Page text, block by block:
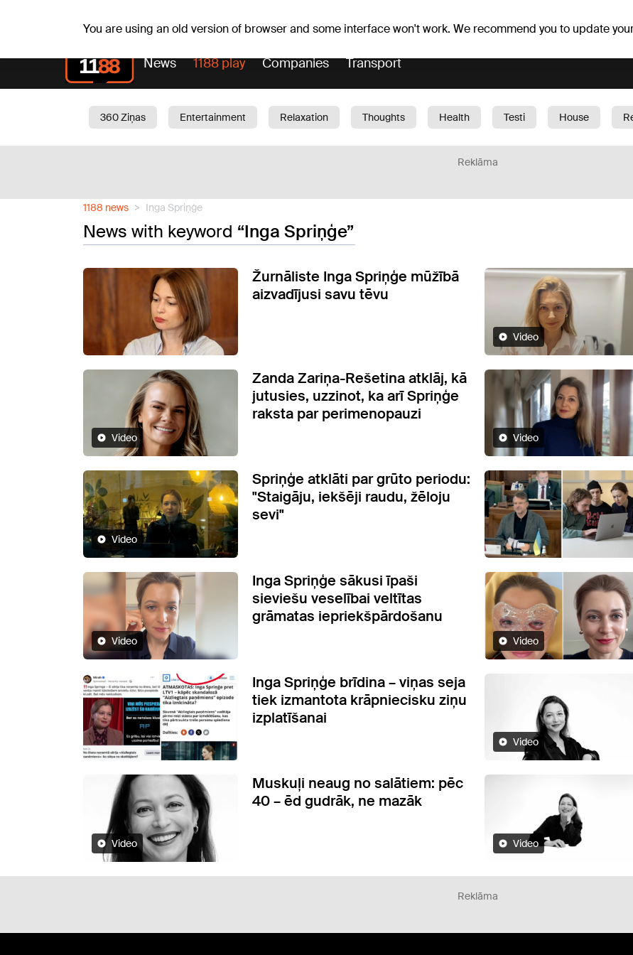
You are using an old version of browser and some interface won't work. We recommend you to update
News 1188 play Companies Transport
360 Ziņas Entertainment Relaxation Thoughts Health Testi House
Reklāma
1188 news Inga Spriņģe
News with keyword “Inga Spriņģe”
Žurnāliste Inga Spriņģe mūžībā
aizvadījusi savu tēvu
Video
Video
Zanda Zariņa-Rešetina atklāj, kā
jutusies, uzzinot, ka arī Spriņģe
raksta par perimenopauzi
Video
Video
Spriņģe atklāti par grūto periodu:
"Staigāju, iekšēji raudu, žēloju
sevi"
Video
Inga Spriņģe sākusi īpaši
sieviešu veselībai veltītas
grāmatas iepriekšpārdošanu
Video
Inga Spriņģe brīdina – viņas seja
tiek izmantota krāpniecisku ziņu
izplatīšanai
Video
Video
Muskuļi neaug no salātiem: pēc
40 – ēd gudrāk, ne mazāk
Video
Reklāma